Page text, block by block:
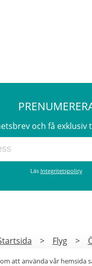
och få
Läs Integritetspolicy
> Flyg >
att använda vår